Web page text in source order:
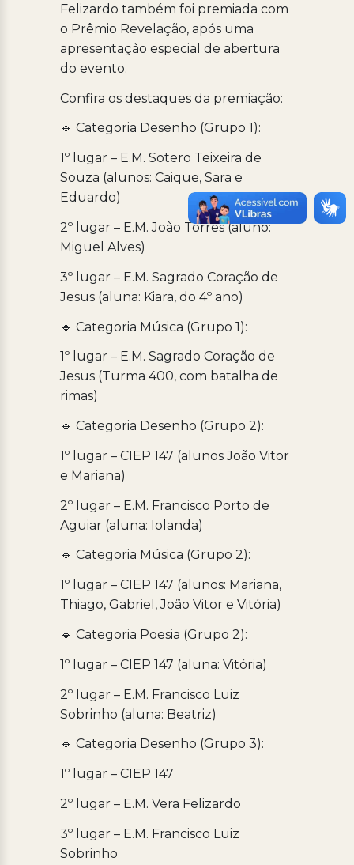
Felizardo também foi premiada com
o Prêmio Revelação, após uma
apresentação especial de abertura
do evento.
Confira os destaques da premiação:
🔹 Categoria Desenho (Grupo 1):
1º lugar – E.M. Sotero Teixeira de
Souza (alunos: Caique, Sara e
Eduardo)
2º lugar – E.M. João Torres (aluno:
Miguel Alves)
3º lugar – E.M. Sagrado Coração de
Jesus (aluna: Kiara, do 4º ano)
🔹 Categoria Música (Grupo 1):
1º lugar – E.M. Sagrado Coração de
Jesus (Turma 400, com batalha de
rimas)
🔹 Categoria Desenho (Grupo 2):
1º lugar – CIEP 147 (alunos João Vitor
e Mariana)
2º lugar – E.M. Francisco Porto de
Aguiar (aluna: Iolanda)
🔹 Categoria Música (Grupo 2):
1º lugar – CIEP 147 (alunos: Mariana,
Thiago, Gabriel, João Vitor e Vitória)
🔹 Categoria Poesia (Grupo 2):
1º lugar – CIEP 147 (aluna: Vitória)
2º lugar – E.M. Francisco Luiz
Sobrinho (aluna: Beatriz)
🔹 Categoria Desenho (Grupo 3):
1º lugar – CIEP 147
2º lugar – E.M. Vera Felizardo
3º lugar – E.M. Francisco Luiz
Sobrinho